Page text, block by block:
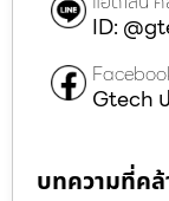
ID:
Gtech
บทความที่ค